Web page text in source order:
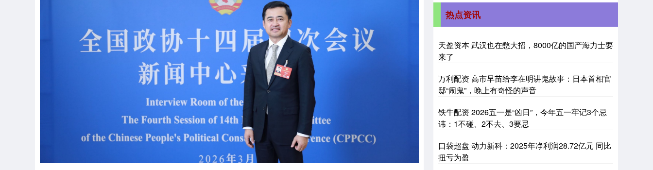
热点资讯
天盈资本 武汉也在憋大招，8000亿的国产海力士要
来了
万利配资 高市早苗给李在明讲鬼故事：日本首相官
邸“闹鬼”，晚上有奇怪的声音
铁牛配资 2026五一是“凶日”，今年五一牢记3个忌
讳：1不碰、2不去、3要忌
口袋超盘 动力新科：2025年净利润28.72亿元 同比
扭亏为盈